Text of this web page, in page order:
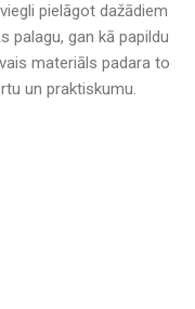
pielāgot dažādiem
palagu, gan kā papildu
materiāls padara to
un praktiskumu.